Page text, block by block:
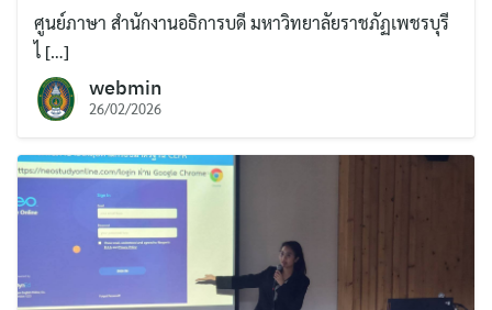
ศูนย์ภาษา สำนักงานอธิการบดี มหาวิทยาลัยราชภัฏเพชรบุรี
ไ […]
webmin
26/02/2026